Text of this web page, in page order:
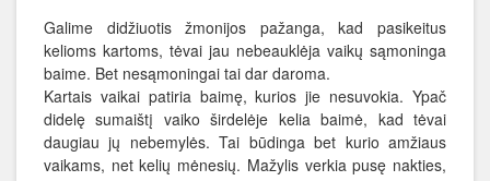
Galime didžiuotis žmonijos pažanga, kad pasikeitus
kelioms kartoms, tėvai jau nebeauklėja vaikų sąmoninga
baime. Bet nesąmoningai tai dar daroma.
Kartais vaikai patiria baimę, kurios jie nesuvokia. Ypač
didelę sumaištį vaiko širdelėje kelia baimė, kad tėvai
daugiau jų nebemylės. Tai būdinga bet kurio amžiaus
vaikams, net kelių mėnesių. Mažylis verkia pusę nakties,